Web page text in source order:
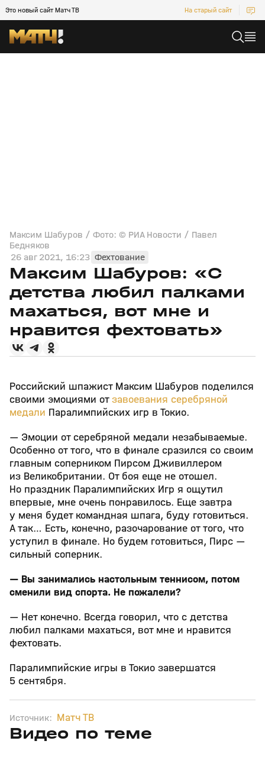
Это новый сайт Матч ТВ На старый сайт
Максим Шабуров / Фото: © РИА Новости / Павел
Бедняков
26 авг 2021, 16:23 Фехтование
Максим Шабуров: «С
детства любил палками
махаться, вот мне и
нравится фехтовать»
Российский шпажист Максим Шабуров поделился
своими эмоциями отзавоевания серебряной
медали Паралимпийских игр в Токио.
— Эмоции от серебряной медали незабываемые.
Особенно от того, что в финале сразился со своим
главным соперником Пирсом Дживиллером
из Великобритании. От боя еще не отошел.
Но праздник Паралимпийских Игр я ощутил
впервые, мне очень понравилось. Еще завтра
у меня будет командная шпага, буду готовиться.
А так… Есть, конечно, разочарование от того, что
уступил в финале. Но будем готовиться, Пирс —
сильный соперник.
— Вы занимались настольным теннисом, потом
сменили вид спорта. Не пожалели?
— Нет конечно. Всегда говорил, что с детства
любил палками махаться, вот мне и нравится
фехтовать.
Паралимпийские игры в Токио завершатся
5 сентября.
Источник: Матч ТВ
Видео по теме
06 авг, 19:31